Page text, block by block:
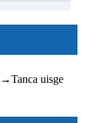
→Tanca uisge